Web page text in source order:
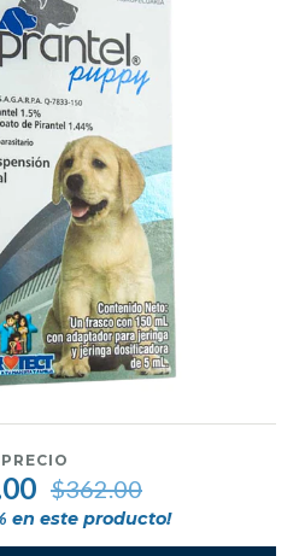
PRECIO
$362.00
en este producto!